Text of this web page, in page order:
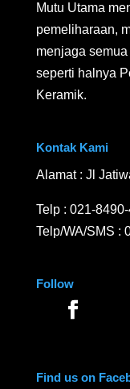
Mutu Utama
pemeliharaan,
menjaga
seperti halnya
Keramik.
Kontak Kami
Alamat : Jl
Telp : 021-
Telp/WA/SMS :
Follow
Find us on